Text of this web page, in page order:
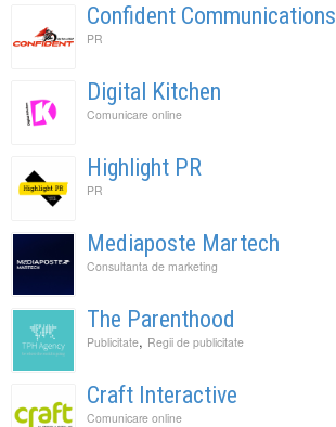
Confident Communications
PR
Digital Kitchen
Comunicare online
Highlight PR
PR
Mediaposte Martech
Consultanta de marketing
The Parenthood
Publicitate, Regii de publicitate
Craft Interactive
Comunicare online